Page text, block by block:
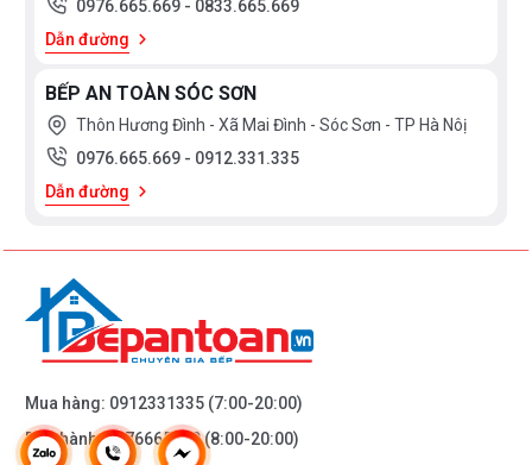
0976.665.669 - 0833.665.669
Dẫn đường
BẾP AN TOÀN SÓC SƠN
Thôn Hương Đình - Xã Mai Đình - Sóc Sơn - TP Hà Nôị
0976.665.669 - 0912.331.335
Dẫn đường
Mua hàng: 0912331335 (7:00-20:00)
Bảo hành:0976665669(8:00-20:00)